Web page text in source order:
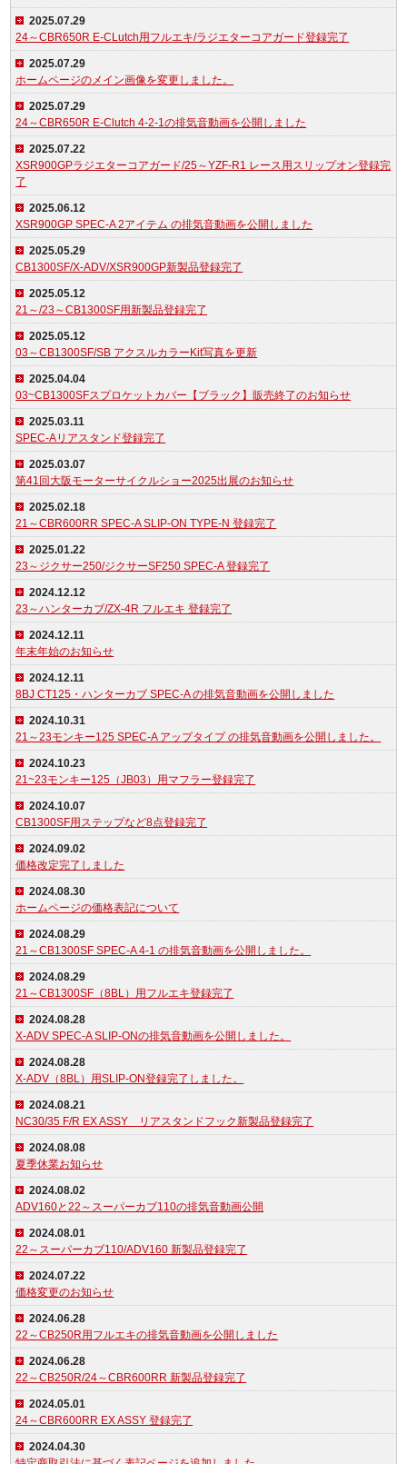
2025.07.29
24～CBR650R E-CLutch用フルエキ/ラジエターコアガード登録完了
2025.07.29
ホームページのメイン画像を変更しました。
2025.07.29
24～CBR650R E-Clutch 4-2-1の排気音動画を公開しました
2025.07.22
XSR900GPラジエターコアガード/25～YZF-R1 レース用スリップオン登録完
了
2025.06.12
XSR900GP SPEC-A 2アイテム の排気音動画を公開しました
2025.05.29
CB1300SF/X-ADV/XSR900GP新製品登録完了
2025.05.12
21～/23～CB1300SF用新製品登録完了
2025.05.12
03～CB1300SF/SB アクスルカラーKit写真を更新
2025.04.04
03~CB1300SFスプロケットカバー【ブラック】販売終了のお知らせ
2025.03.11
SPEC-Aリアスタンド登録完了
2025.03.07
第41回大阪モーターサイクルショー2025出展のお知らせ
2025.02.18
21～CBR600RR SPEC-A SLIP-ON TYPE-N 登録完了
2025.01.22
23～ジクサー250/ジクサーSF250 SPEC-A 登録完了
2024.12.12
23～ハンターカブ/ZX-4R フルエキ 登録完了
2024.12.11
年末年始のお知らせ
2024.12.11
8BJ CT125・ハンターカブ SPEC-A の排気音動画を公開しました
2024.10.31
21～23モンキー125 SPEC-A アップタイプ の排気音動画を公開しました。
2024.10.23
21~23モンキー125（JB03）用マフラー登録完了
2024.10.07
CB1300SF用ステップなど8点登録完了
2024.09.02
価格改定完了しました
2024.08.30
ホームページの価格表記について
2024.08.29
21～CB1300SF SPEC-A 4-1 の排気音動画を公開しました。
2024.08.29
21～CB1300SF（8BL）用フルエキ登録完了
2024.08.28
X-ADV SPEC-A SLIP-ONの排気音動画を公開しました。
2024.08.28
X-ADV（8BL）用SLIP-ON登録完了しました。
2024.08.21
NC30/35 F/R EX ASSY リアスタンドフック新製品登録完了
2024.08.08
夏季休業お知らせ
2024.08.02
ADV160と22～スーパーカブ110の排気音動画公開
2024.08.01
22～スーパーカブ110/ADV160 新製品登録完了
2024.07.22
価格変更のお知らせ
2024.06.28
22～CB250R用フルエキの排気音動画を公開しました
2024.06.28
22～CB250R/24～CBR600RR 新製品登録完了
2024.05.01
24～CBR600RR EX ASSY 登録完了
2024.04.30